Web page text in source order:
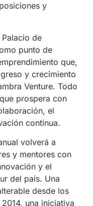
y
de
punto de
que,
y crecimiento
Venture. Todo
prospera con
el
continua.
volverá a
y mentores con
y el
del país. Una
desde los
una iniciativa